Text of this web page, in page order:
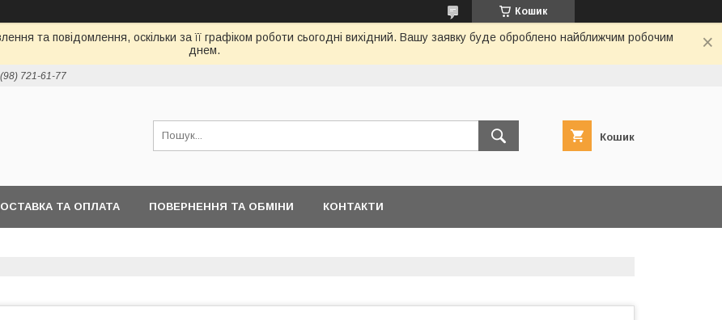
Кошик
та повідомлення, оскільки за її графіком роботи сьогодні вихідний. Вашу заявку буде оброблено найближчим робочим
днем.
721-61-77
Кошик
ТА ОПЛАТА ПОВЕРНЕННЯ ТА ОБМІНИ КОНТАКТИ